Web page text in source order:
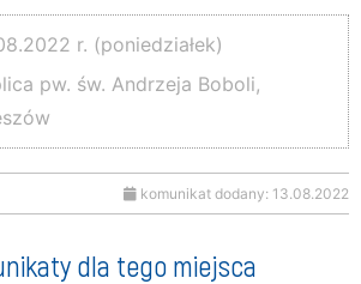
r. (poniedziałek)
pw. św. Andrzeja Boboli,
komunikat dodany: 13.08.2022
dla tego miejsca